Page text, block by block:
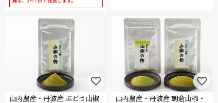
山内農産・丹波産 ぶどう山椒
山内農産・丹波産 朝倉山椒・